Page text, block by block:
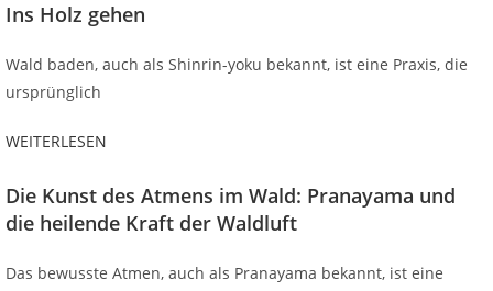
Ins Holz gehen
Wald baden, auch als Shinrin-yoku bekannt, ist eine Praxis, die
ursprünglich
WEITERLESEN
Die Kunst des Atmens im Wald: Pranayama und
die heilende Kraft der Waldluft
Das bewusste Atmen, auch als Pranayama bekannt, ist eine